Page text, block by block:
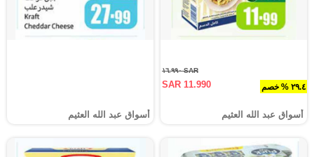
٢٩.٤ % خصم
SAR ١٦.٩٩٠
SAR 11.990
أسواق عبد الله العثيم أسواق عبد الله العثيم